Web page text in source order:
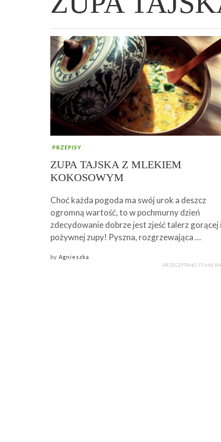
WIELKANOCNA BABKA DROŻDŻOWA –
„TRZYGODZINNA”
„PRZEMIANA” PODRÓŻ DO SIŁY I
WOLNOŚCI :)
GENIALNY ZAKWAS Z BURAKÓW
ROBOTY – WZMACNIA KREW I
AFIRMACJE – TWORZENIE DOBREGO
ŻYCIA!
PRZEPISY
ZUPA TAJSKA Z MLEKIEM
KOKOSOWYM
Choć każda pogoda ma swój urok a deszcz
ogromną wartość, to w pochmurny dzień
zdecydowanie dobrze jest zjeść talerz gorącej i
pożywnej zupy! Pyszna, rozgrzewająca …
by Agnieszka
PRZECZYTANO 77 645